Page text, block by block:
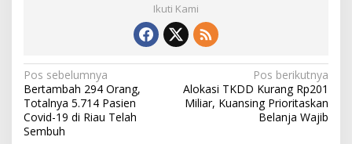
Ikuti Kami
N
a
v
Pos sebelumnya
Bertambah 294 Orang,
Totalnya 5.714 Pasien
Covid-19 di Riau Telah
Sembuh
Pos berikutnya
Alokasi TKDD Kurang Rp201
Miliar, Kuansing Prioritaskan
Belanja Wajib